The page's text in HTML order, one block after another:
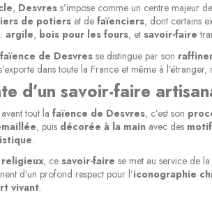
, Desvress’impose comme un centre majeur
de potierset de faïenciers, dont certains
argile, bois pour les fours, et savoir-faire
faïence de Desvresse distingue par son
dans toute la France et même à
d’un savoir-faire
tout la faïence de Desvres, c’est son
, puis décorée à la main avec des
.
, ce savoir-faire se met au service de la
d’un profond respect pour l’iconographie
vivant.